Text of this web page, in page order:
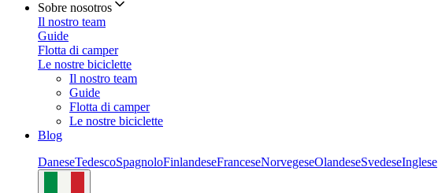
Sobre nosotros
Il nostro team
Guide
Flotta di camper
Le nostre biciclette
Il nostro team
Guide
Flotta di camper
Le nostre biciclette
Blog
DaneseTedescoSpagnoloFinlandeseFranceseNorvegeseOlandeseSvedeseInglese